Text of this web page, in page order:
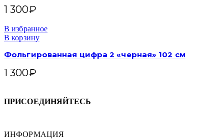
1 300₽
В избранное
В корзину
Фольгированная цифра 2 «черная» 102 см
1 300₽
ПРИСОЕДИНЯЙТЕСЬ
ИНФОРМАЦИЯ